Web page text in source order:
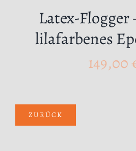
Latex-
lilafarbenes
149,00
ZURÜCK